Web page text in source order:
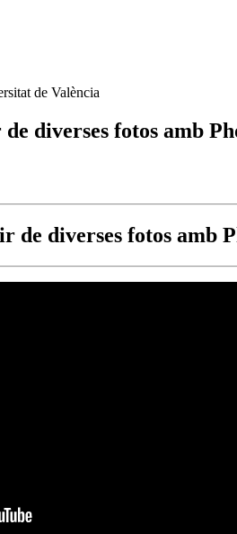
de València
diverses fotos amb
de diverses fotos amb